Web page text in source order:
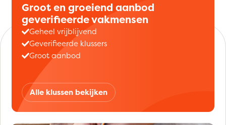
Groot en groeiend aanbod
geverifieerde vakmensen
Geheel vrijblijvend
Geverifieerde klussers
Groot aanbod
Alle klussen bekijken